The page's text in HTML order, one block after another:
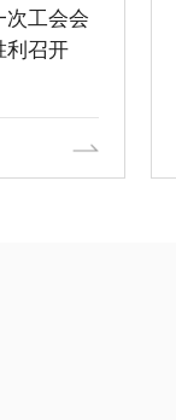
次工会会
利召开